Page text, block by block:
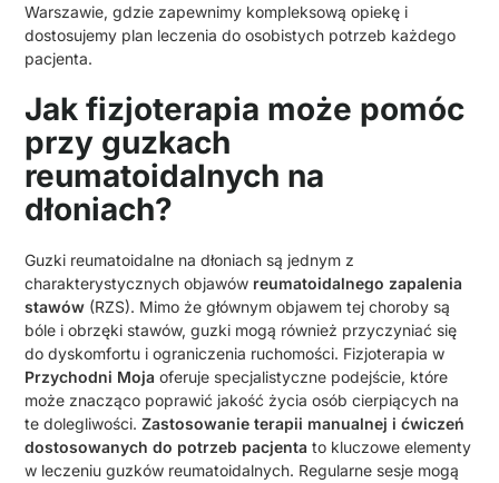
Warszawie, gdzie zapewnimy kompleksową opiekę i
dostosujemy plan leczenia do osobistych potrzeb każdego
pacjenta.
Jak fizjoterapia może pomóc
przy guzkach
reumatoidalnych na
dłoniach?
Guzki reumatoidalne na dłoniach są jednym z
charakterystycznych objawów reumatoidalnego zapalenia
stawów (RZS). Mimo że głównym objawem tej choroby są
bóle i obrzęki stawów, guzki mogą również przyczyniać się
do dyskomfortu i ograniczenia ruchomości. Fizjoterapia w
Przychodni Moja oferuje specjalistyczne podejście, które
może znacząco poprawić jakość życia osób cierpiących na
te dolegliwości.Zastosowanie terapii manualnej i ćwiczeń
dostosowanych do potrzeb pacjenta to kluczowe elementy
w leczeniu guzków reumatoidalnych. Regularne sesje mogą